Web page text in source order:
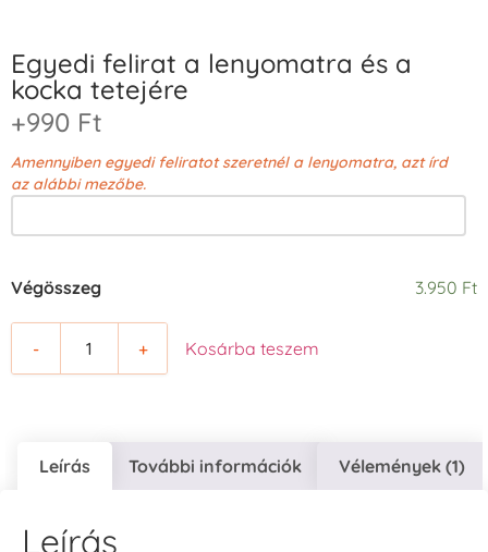
Egyedi felirat a lenyomatra és a
kocka tetejére
+990 Ft
Amennyiben egyedi feliratot szeretnél a lenyomatra, azt írd
az alábbi mezőbe.
Végösszeg 3.950 Ft
- + Kosárba teszem
Leírás További információk Vélemények (1)
Leírás